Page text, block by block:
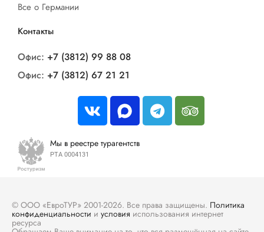
Все о Германии
Контакты
Офис: +7 (3812) 99 88 08
Офис: +7 (3812) 67 21 21
Мы в реестре турагентств
РТА 0004131
© ООО «ЕвроТУР» 2001-2026. Все права защищены. Политика
конфиденциальности и условия использования интернет
ресурса